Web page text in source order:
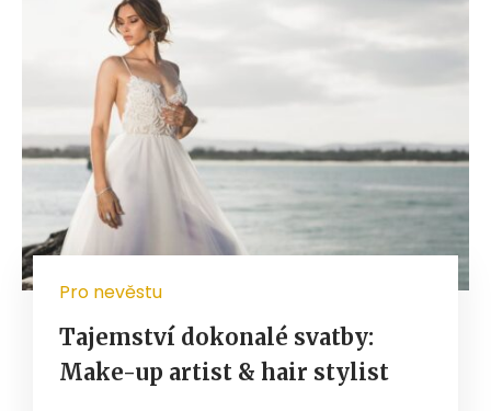
Pro nevěstu
Tajemství dokonalé svatby:
Make-up artist & hair stylist